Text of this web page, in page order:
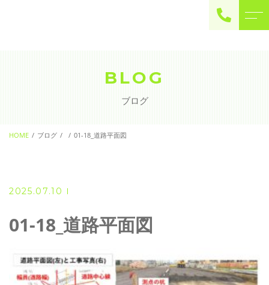
contact
BLOG
ブログ
HOME ブログ 01-18_道路平面図
2025.07.10
01-18_道路平面図